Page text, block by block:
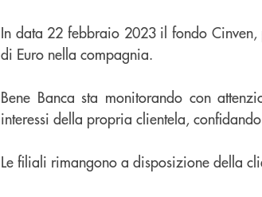
In data 22 febbraio 2023 il fondo
di Euro nella compagnia.
Bene Banca sta monitorando con
interessi della propria clientela,
Le filiali rimangono a disposizione della